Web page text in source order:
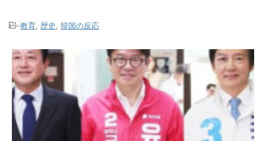
-教育 歴史 韓国の反応